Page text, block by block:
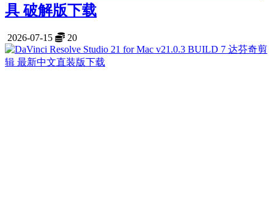
具 破解版下载
2026-07-15 20